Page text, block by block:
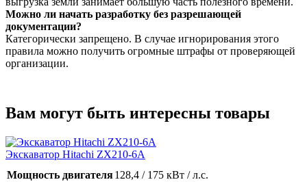
Можно ли начать разработку без разрешающей
документации?
Категорически запрещено. В случае игнорирования этого
правила можно получить огромные штрафы от проверяющей
организации.
Вам могут быть интересны товары
Экскаватор Hitachi ZX210-6A
Мощность двигателя128,4 / 175 кВт / л.с.